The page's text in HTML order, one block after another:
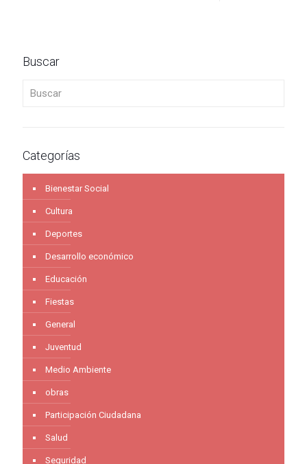
Buscar
Categorías
Bienestar Social
Cultura
Deportes
Desarrollo económico
Educación
Fiestas
General
Juventud
Medio Ambiente
obras
Participación Ciudadana
Salud
Seguridad